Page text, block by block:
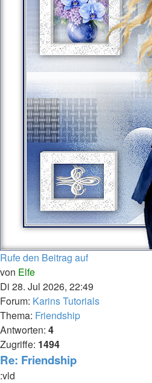
Rufe den Beitrag auf
von Elfe
Di 28. Jul 2026, 22:49
Forum: Karins Tutorials
Thema: Friendship
Antworten: 4
Zugriffe: 1494
Re: Friendship
:vld